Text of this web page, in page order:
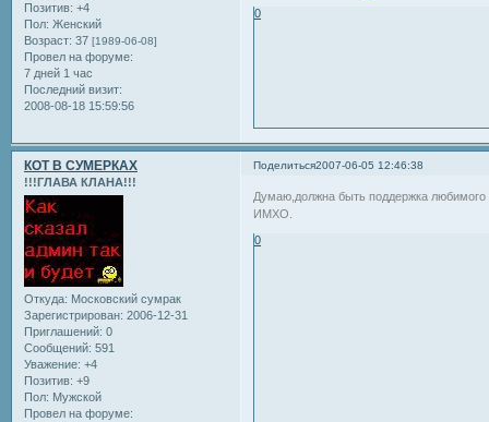
Позитив: +4
Пол: Женский
Возраст: 37 [1989-06-08]
Провел на форуме:
7 дней 1 час
Последний визит:
2008-08-18 15:59:56
0
Поделиться2007-06-05 12:46:38
КОТ В СУМЕРКАХ
!!!ГЛАВА КЛАНА!!!
Откуда: Московский сумрак
Зарегистрирован: 2006-12-31
Приглашений: 0
Сообщений: 591
Уважение: +4
Позитив: +9
Пол: Мужской
Провел на форуме:
Думаю,должна быть поддержка любимого
ИМХО.
0